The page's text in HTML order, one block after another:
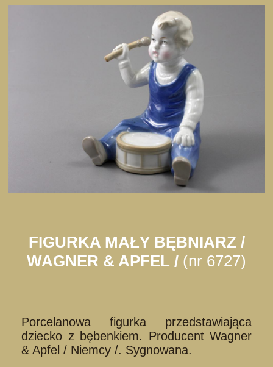
FIGURKA MAŁY BĘBNIARZ /
WAGNER & APFEL / (nr 6727)
Porcelanowa figurka przedstawiająca
dziecko z bębenkiem. Producent Wagner
& Apfel / Niemcy /. Sygnowana.